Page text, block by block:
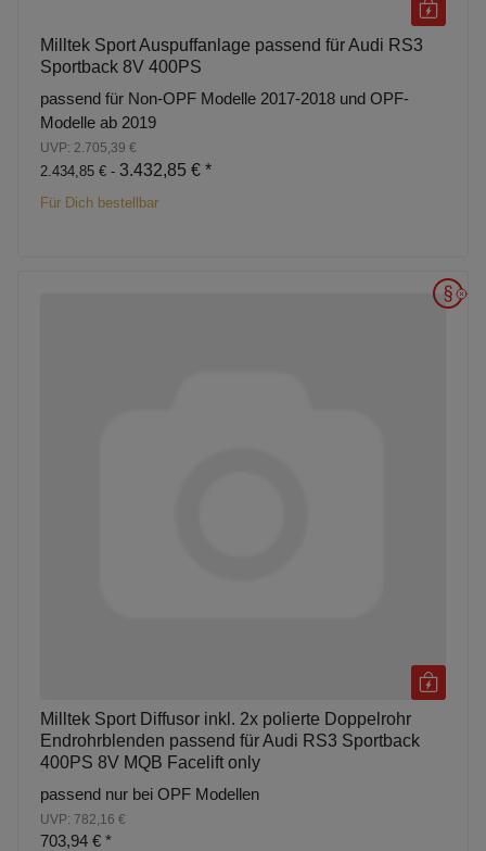
Milltek Sport Auspuffanlage passend für Audi RS3
Sportback 8V 400PS
passend für Non-OPF Modelle 2017-2018 und OPF-
Modelle ab 2019
UVP: 2.705,39 €
2.434,85 € - 3.432,85 € *
Für Dich bestellbar
Milltek Sport Diffusor inkl. 2x polierte Doppelrohr
Endrohrblenden passend für Audi RS3 Sportback
400PS 8V MQB Facelift only
passend nur bei OPF Modellen
UVP: 782,16 €
703,94 € *